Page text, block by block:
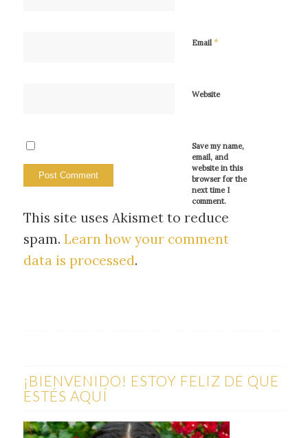
Email *
Website
Save my name,
email, and
website in this
browser for the
next time I
comment.
This site uses Akismet to reduce
spam. Learn how your comment
data is processed.
¡BIENVENIDO! ESTOY FELIZ DE QUE
ESTÉS AQUÍ